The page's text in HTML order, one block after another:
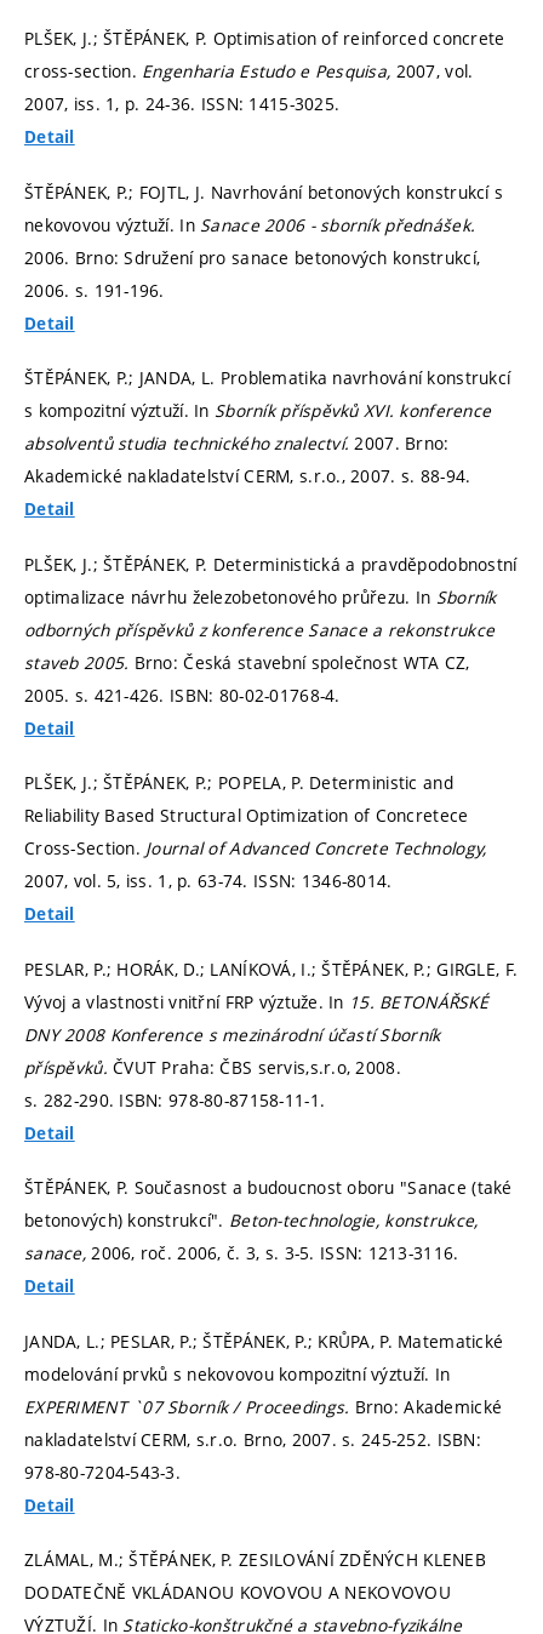
PLŠEK, J.; ŠTĚPÁNEK, P. Optimisation of reinforced concrete
cross-section. Engenharia Estudo e Pesquisa, 2007, vol.
2007, iss. 1, p. 24-36. ISSN: 1415-3025.
Detail
ŠTĚPÁNEK, P.; FOJTL, J. Navrhování betonových konstrukcí s
nekovovou výztuží. In Sanace 2006 - sborník přednášek.
2006. Brno: Sdružení pro sanace betonových konstrukcí,
2006. s. 191-196.
Detail
ŠTĚPÁNEK, P.; JANDA, L. Problematika navrhování konstrukcí
s kompozitní výztuží. In Sborník příspěvků XVI. konference
absolventů studia technického znalectví.2007. Brno:
Akademické nakladatelství CERM, s.r.o., 2007. s. 88-94.
Detail
PLŠEK, J.; ŠTĚPÁNEK, P. Deterministická a pravděpodobnostní
optimalizace návrhu železobetonového průřezu. In Sborník
odborných příspěvků z konference Sanace a rekonstrukce
staveb 2005. Brno: Česká stavební společnost WTA CZ,
2005. s. 421-426. ISBN: 80-02-01768-4.
Detail
PLŠEK, J.; ŠTĚPÁNEK, P.; POPELA, P. Deterministic and
Reliability Based Structural Optimization of Concretece
Cross-Section. Journal of Advanced Concrete Technology,
2007, vol. 5, iss. 1, p. 63-74. ISSN: 1346-8014.
Detail
PESLAR, P.; HORÁK, D.; LANÍKOVÁ, I.; ŠTĚPÁNEK, P.; GIRGLE, F.
Vývoj a vlastnosti vnitřní FRP výztuže. In 15. BETONÁŘSKÉ
DNY 2008 Konference s mezinárodní účastí Sborník
příspěvků.ČVUT Praha: ČBS servis,s.r.o, 2008.
s. 282-290. ISBN: 978-80-87158-11-1.
Detail
ŠTĚPÁNEK, P. Současnost a budoucnost oboru "Sanace (také
betonových) konstrukcí". Beton-technologie, konstrukce,
sanace,2006, roč. 2006, č. 3, s. 3-5. ISSN: 1213-3116.
Detail
JANDA, L.; PESLAR, P.; ŠTĚPÁNEK, P.; KRŮPA, P. Matematické
modelování prvků s nekovovou kompozitní výztuží. In
EXPERIMENT `07 Sborník / Proceedings. Brno: Akademické
nakladatelství CERM, s.r.o. Brno, 2007.s. 245-252. ISBN:
978-80-7204-543-3.
Detail
ZLÁMAL, M.; ŠTĚPÁNEK, P. ZESILOVÁNÍ ZDĚNÝCH KLENEB
DODATEČNĚ VKLÁDANOU KOVOVOU A NEKOVOVOU
VÝZTUŽÍ. In Staticko-konštrukčné a stavebno-fyzikálne